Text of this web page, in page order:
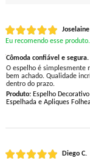
Joselaine
Eu recomendo esse produto.
Cômoda confiável e segura.
O espelho é simplesmente
bem achado. Qualidade
dentro do prazo.
Produto:Espelho
Espelhada e Apliques
Diego C.